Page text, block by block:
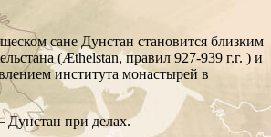
сане Дунстан становится близким
(Æthelstan, правил 927-939 г.г. ) и
института монастырей в
Дунстан при делах.